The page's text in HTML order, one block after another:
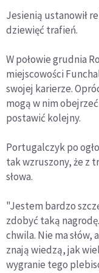
Jesienią ustanowił
dziewięć trafień.
W połowie grudnia
miejscowości
swojej karierze.
mogą w nim
postawić kolejny.
Portugalczyk po
tak wzruszony, że z
słowa.
"Jestem bardzo
zdobyć taką
chwila. Nie ma słów,
znają wiedzą, jak
wygranie tego